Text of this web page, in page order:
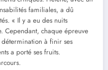
familiales, a dû
« Il y a eu des nuits
Cependant, chaque épreuve
à finir ses
a porté ses fruits.